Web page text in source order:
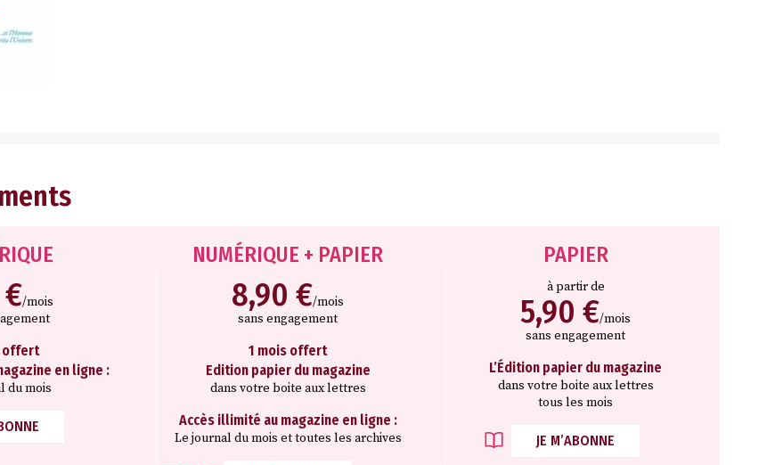
€/mois
offert
en ligne :
du mois
NUMÉRIQUE + PAPIER
8,90 €/mois
sans engagement
1 mois offert
Edition papier du magazine
dans votre boite aux lettres
Accès illimité au magazine en ligne :
Le journal du mois et toutes les archives
PAPIER
à partir de
5,90 €/mois
sans engagement
L’Édition papier du magazine
dans votre boite aux lettres
tous les mois
JE M’ABONNE